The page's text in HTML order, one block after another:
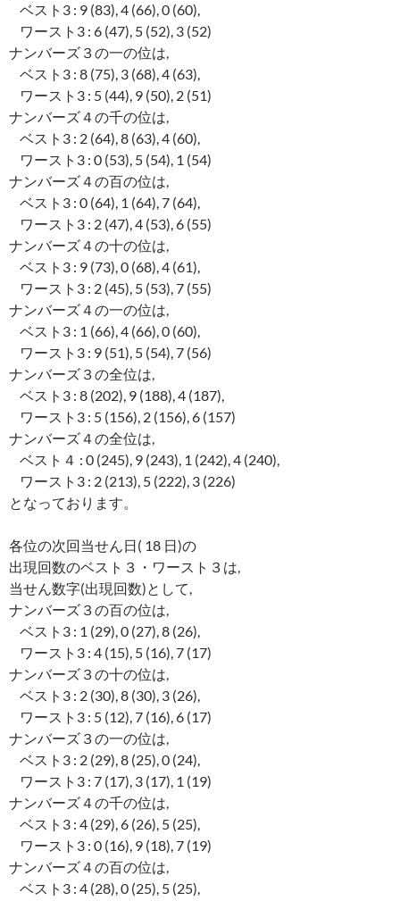
ベスト3 : 9 (83), 4 (66), 0 (60),
ワースト3 : 6 (47), 5 (52), 3 (52)
ナンバーズ３の一の位は,
ベスト3 : 8 (75), 3 (68), 4 (63),
ワースト3 : 5 (44), 9 (50), 2 (51)
ナンバーズ４の千の位は,
ベスト3 : 2 (64), 8 (63), 4 (60),
ワースト3 : 0 (53), 5 (54), 1 (54)
ナンバーズ４の百の位は,
ベスト3 : 0 (64), 1 (64), 7 (64),
ワースト3 : 2 (47), 4 (53), 6 (55)
ナンバーズ４の十の位は,
ベスト3 : 9 (73), 0 (68), 4 (61),
ワースト3 : 2 (45), 5 (53), 7 (55)
ナンバーズ４の一の位は,
ベスト3 : 1 (66), 4 (66), 0 (60),
ワースト3 : 9 (51), 5 (54), 7 (56)
ナンバーズ３の全位は,
ベスト3 : 8 (202), 9 (188), 4 (187),
ワースト3 : 5 (156), 2 (156), 6 (157)
ナンバーズ４の全位は,
ベスト４ : 0 (245), 9 (243), 1 (242), 4 (240),
ワースト3 : 2 (213), 5 (222), 3 (226)
となっております。
各位の次回当せん日( 18 日)の
出現回数のベスト３・ワースト３は,
当せん数字(出現回数)として,
ナンバーズ３の百の位は,
ベスト3 : 1 (29), 0 (27), 8 (26),
ワースト3 : 4 (15), 5 (16), 7 (17)
ナンバーズ３の十の位は,
ベスト3 : 2 (30), 8 (30), 3 (26),
ワースト3 : 5 (12), 7 (16), 6 (17)
ナンバーズ３の一の位は,
ベスト3 : 2 (29), 8 (25), 0 (24),
ワースト3 : 7 (17), 3 (17), 1 (19)
ナンバーズ４の千の位は,
ベスト3 : 4 (29), 6 (26), 5 (25),
ワースト3 : 0 (16), 9 (18), 7 (19)
ナンバーズ４の百の位は,
ベスト3 : 4 (28), 0 (25), 5 (25),